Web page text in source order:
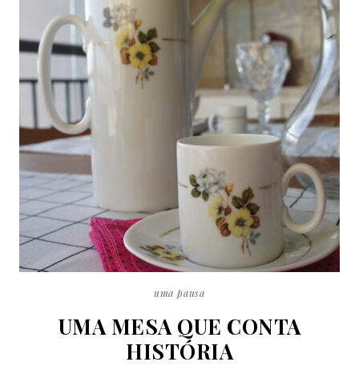
uma pausa
UMA MESA QUE CONTA
HISTÓRIA